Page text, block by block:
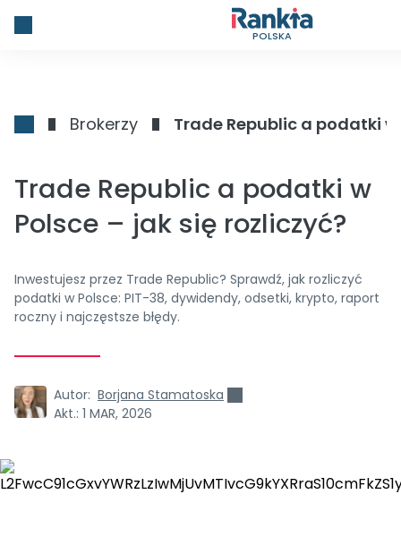
POLSKA
Brokerzy Trade Republic a podatki
Trade Republic a podatki w
Polsce – jak się rozliczyć?
Inwestujesz przez Trade Republic? Sprawdź, jak rozliczyć
podatki w Polsce: PIT-38, dywidendy, odsetki, krypto, raport
roczny i najczęstsze błędy.
Autor: Borjana Stamatoska
Akt.: 1 MAR, 2026